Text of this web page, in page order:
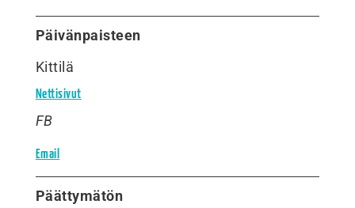
Päivänpaisteen
Kittilä
Nettisivut
FB
Email
Päättymätön